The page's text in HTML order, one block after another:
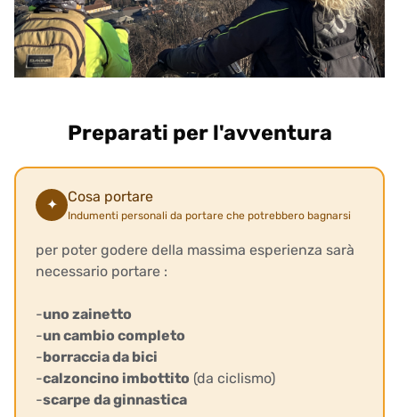
Preparati per l'avventura
✦ Cosa portare
Indumenti personali da portare che potrebbero bagnarsi
per poter godere della massima esperienza sarà
necessario portare :
-uno zainetto
-un cambio completo
-borraccia da bici
-calzoncino imbottito (da ciclismo)
-scarpe da ginnastica